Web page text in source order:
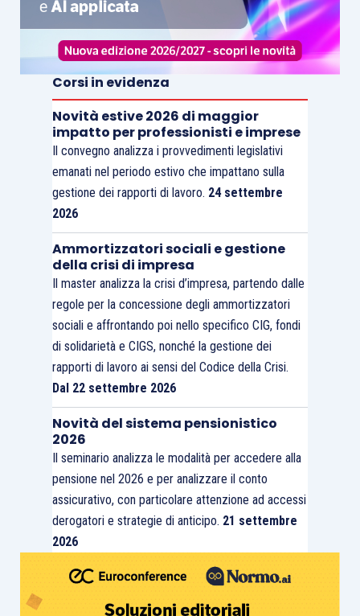
Corsi in evidenza
Novità estive 2026 di maggior
impatto per professionisti e imprese
Il convegno analizza i provvedimenti legislativi
emanati nel periodo estivo che impattano sulla
gestione dei rapporti di lavoro. 24 settembre
2026
Ammortizzatori sociali e gestione
della crisi di impresa
Il master analizza la crisi d’impresa, partendo dalle
regole per la concessione degli ammortizzatori
sociali e affrontando poi nello specifico CIG, fondi
di solidarietà e CIGS, nonché la gestione dei
rapporti di lavoro ai sensi del Codice della Crisi.
Dal 22 settembre 2026
Novità del sistema pensionistico
2026
Il seminario analizza le modalità per accedere alla
pensione nel 2026 e per analizzare il conto
assicurativo, con particolare attenzione ad accessi
derogatori e strategie di anticipo. 21 settembre
2026